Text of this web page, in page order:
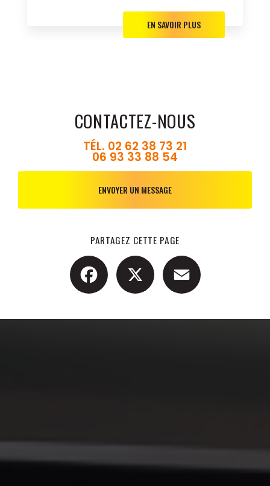
EN SAVOIR PLUS
CONTACTEZ-NOUS
TÉL. 02 62 38 73 21
06 93 33 88 54
ENVOYER UN MESSAGE
PARTAGEZ CETTE PAGE
Facebook